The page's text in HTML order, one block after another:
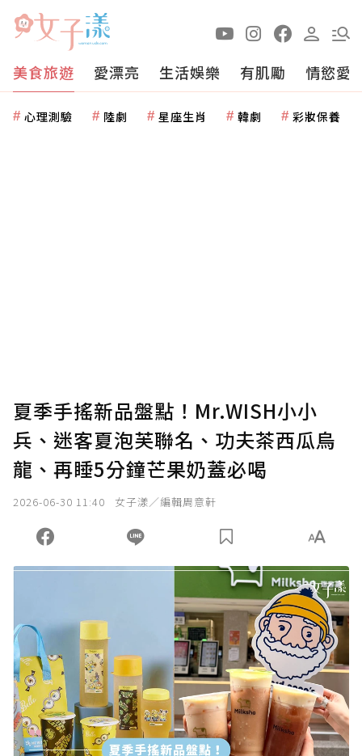
美食旅遊 愛漂亮 生活娛樂 有肌勵 情慾愛
心理測驗 陸劇 星座生肖 韓劇 彩妝保養
夏季手搖新品盤點！Mr.WISH小小
兵、迷客夏泡芙聯名、功夫茶西瓜烏
龍、再睡5分鐘芒果奶蓋必喝
2026-06-30 11:40 女子漾／編輯周意軒